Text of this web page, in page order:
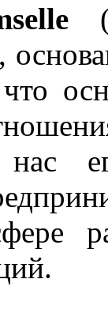
нас